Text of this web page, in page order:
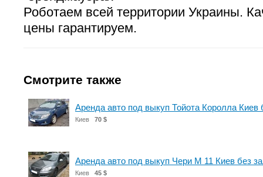
Роботаем всей территории Украины.
цены гарантируем.
Смотрите также
Аренда авто под выкуп Тойота Королла Киев
Киев 70 $
Аренда авто под выкуп Чери М 11 Киев без
Киев 45 $